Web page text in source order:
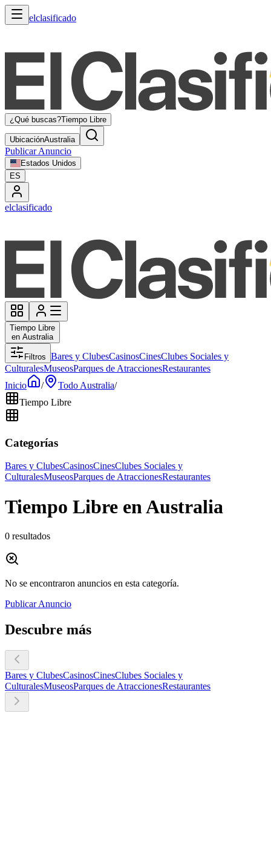
elclasificado
¿Qué buscas?Tiempo Libre
UbicaciónAustralia
Publicar Anuncio
Estados Unidos
ES
elclasificado
Tiempo Libre
en Australia
Filtros Bares y ClubesCasinosCinesClubes Sociales y
CulturalesMuseosParques de AtraccionesRestaurantes
Inicio
/ Todo Australia/
Tiempo Libre
Categorías
Bares y ClubesCasinosCinesClubes Sociales y
CulturalesMuseosParques de AtraccionesRestaurantes
Tiempo Libre en Australia
0 resultados
No se encontraron anuncios en esta categoría.
Publicar Anuncio
Descubre más
Bares y ClubesCasinosCinesClubes Sociales y
CulturalesMuseosParques de AtraccionesRestaurantes